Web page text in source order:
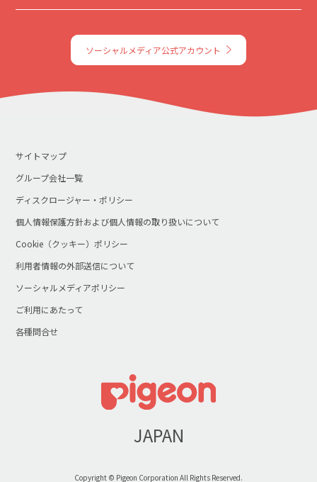
ソーシャルメディア公式アカウント
サイトマップ
グループ会社一覧
ディスクロージャー・ポリシー
個人情報保護方針および個人情報の取り扱いについて
Cookie（クッキー）ポリシー
利用者情報の外部送信について
ソーシャルメディアポリシー
ご利用にあたって
各種問合せ
JAPAN
Copyright © Pigeon Corporation All Rights Reserved.